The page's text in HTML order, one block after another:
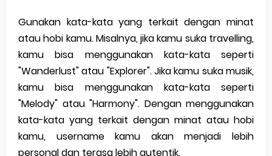
Gunakan kata-kata yang terkait dengan minat
atau hobi kamu. Misalnya, jika kamu suka travelling,
kamu bisa menggunakan kata-kata seperti
"Wanderlust" atau "Explorer". Jika kamu suka musik,
kamu bisa menggunakan kata-kata seperti
"Melody" atau "Harmony". Dengan menggunakan
kata-kata yang terkait dengan minat atau hobi
kamu, username kamu akan menjadi lebih
personal dan terasa lebih autentik.